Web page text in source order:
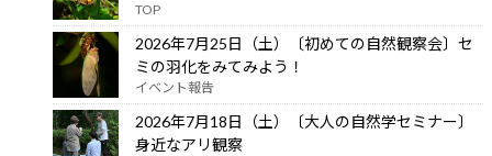
TOP
2026年7月25日（土）〔初めての自然観察会〕セ
ミの羽化をみてみよう！
イベント報告
2026年7月18日（土）〔大人の自然学セミナー〕
身近なアリ観察